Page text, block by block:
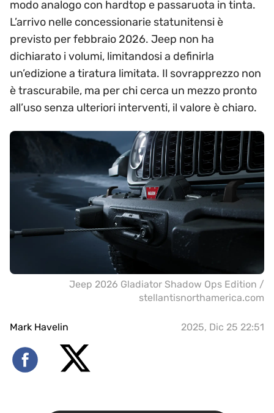
modo analogo con hardtop e passaruota in tinta.
L’arrivo nelle concessionarie statunitensi è
previsto per febbraio 2026. Jeep non ha
dichiarato i volumi, limitandosi a definirla
un’edizione a tiratura limitata. Il sovrapprezzo non
è trascurabile, ma per chi cerca un mezzo pronto
all’uso senza ulteriori interventi, il valore è chiaro.
Jeep 2026 Gladiator Shadow Ops Edition /
stellantisnorthamerica.com
Mark Havelin 2025, Dic 25 22:51